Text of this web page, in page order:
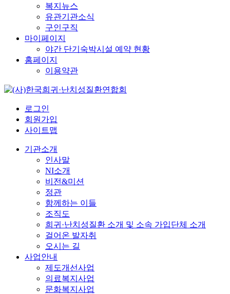
복지뉴스
유관기관소식
구인구직
마이페이지
야간 단기숙박시설 예약 현황
홈페이지
이용약관
로그인
회원가입
사이트맵
기관소개
인사말
NI소개
비전&미션
정관
함께하는 이들
조직도
희귀·난치성질환 소개 및 소속 가입단체 소개
걸어온 발자취
오시는 길
사업안내
제도개선사업
의료복지사업
문화복지사업